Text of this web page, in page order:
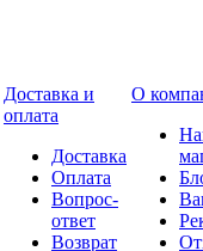
Доставка и
оплата
Доставка
Оплата
Вопрос-
ответ
Возврат
О